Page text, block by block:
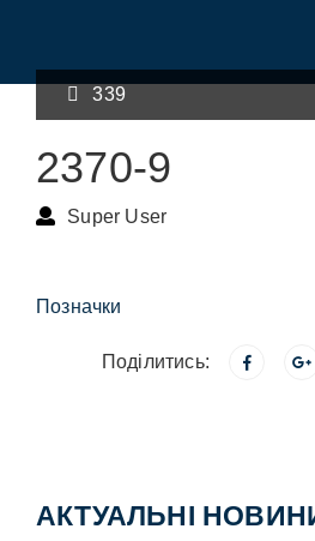
339
2370-9
Super User
Позначки
Поділитись:
АКТУАЛЬНІ